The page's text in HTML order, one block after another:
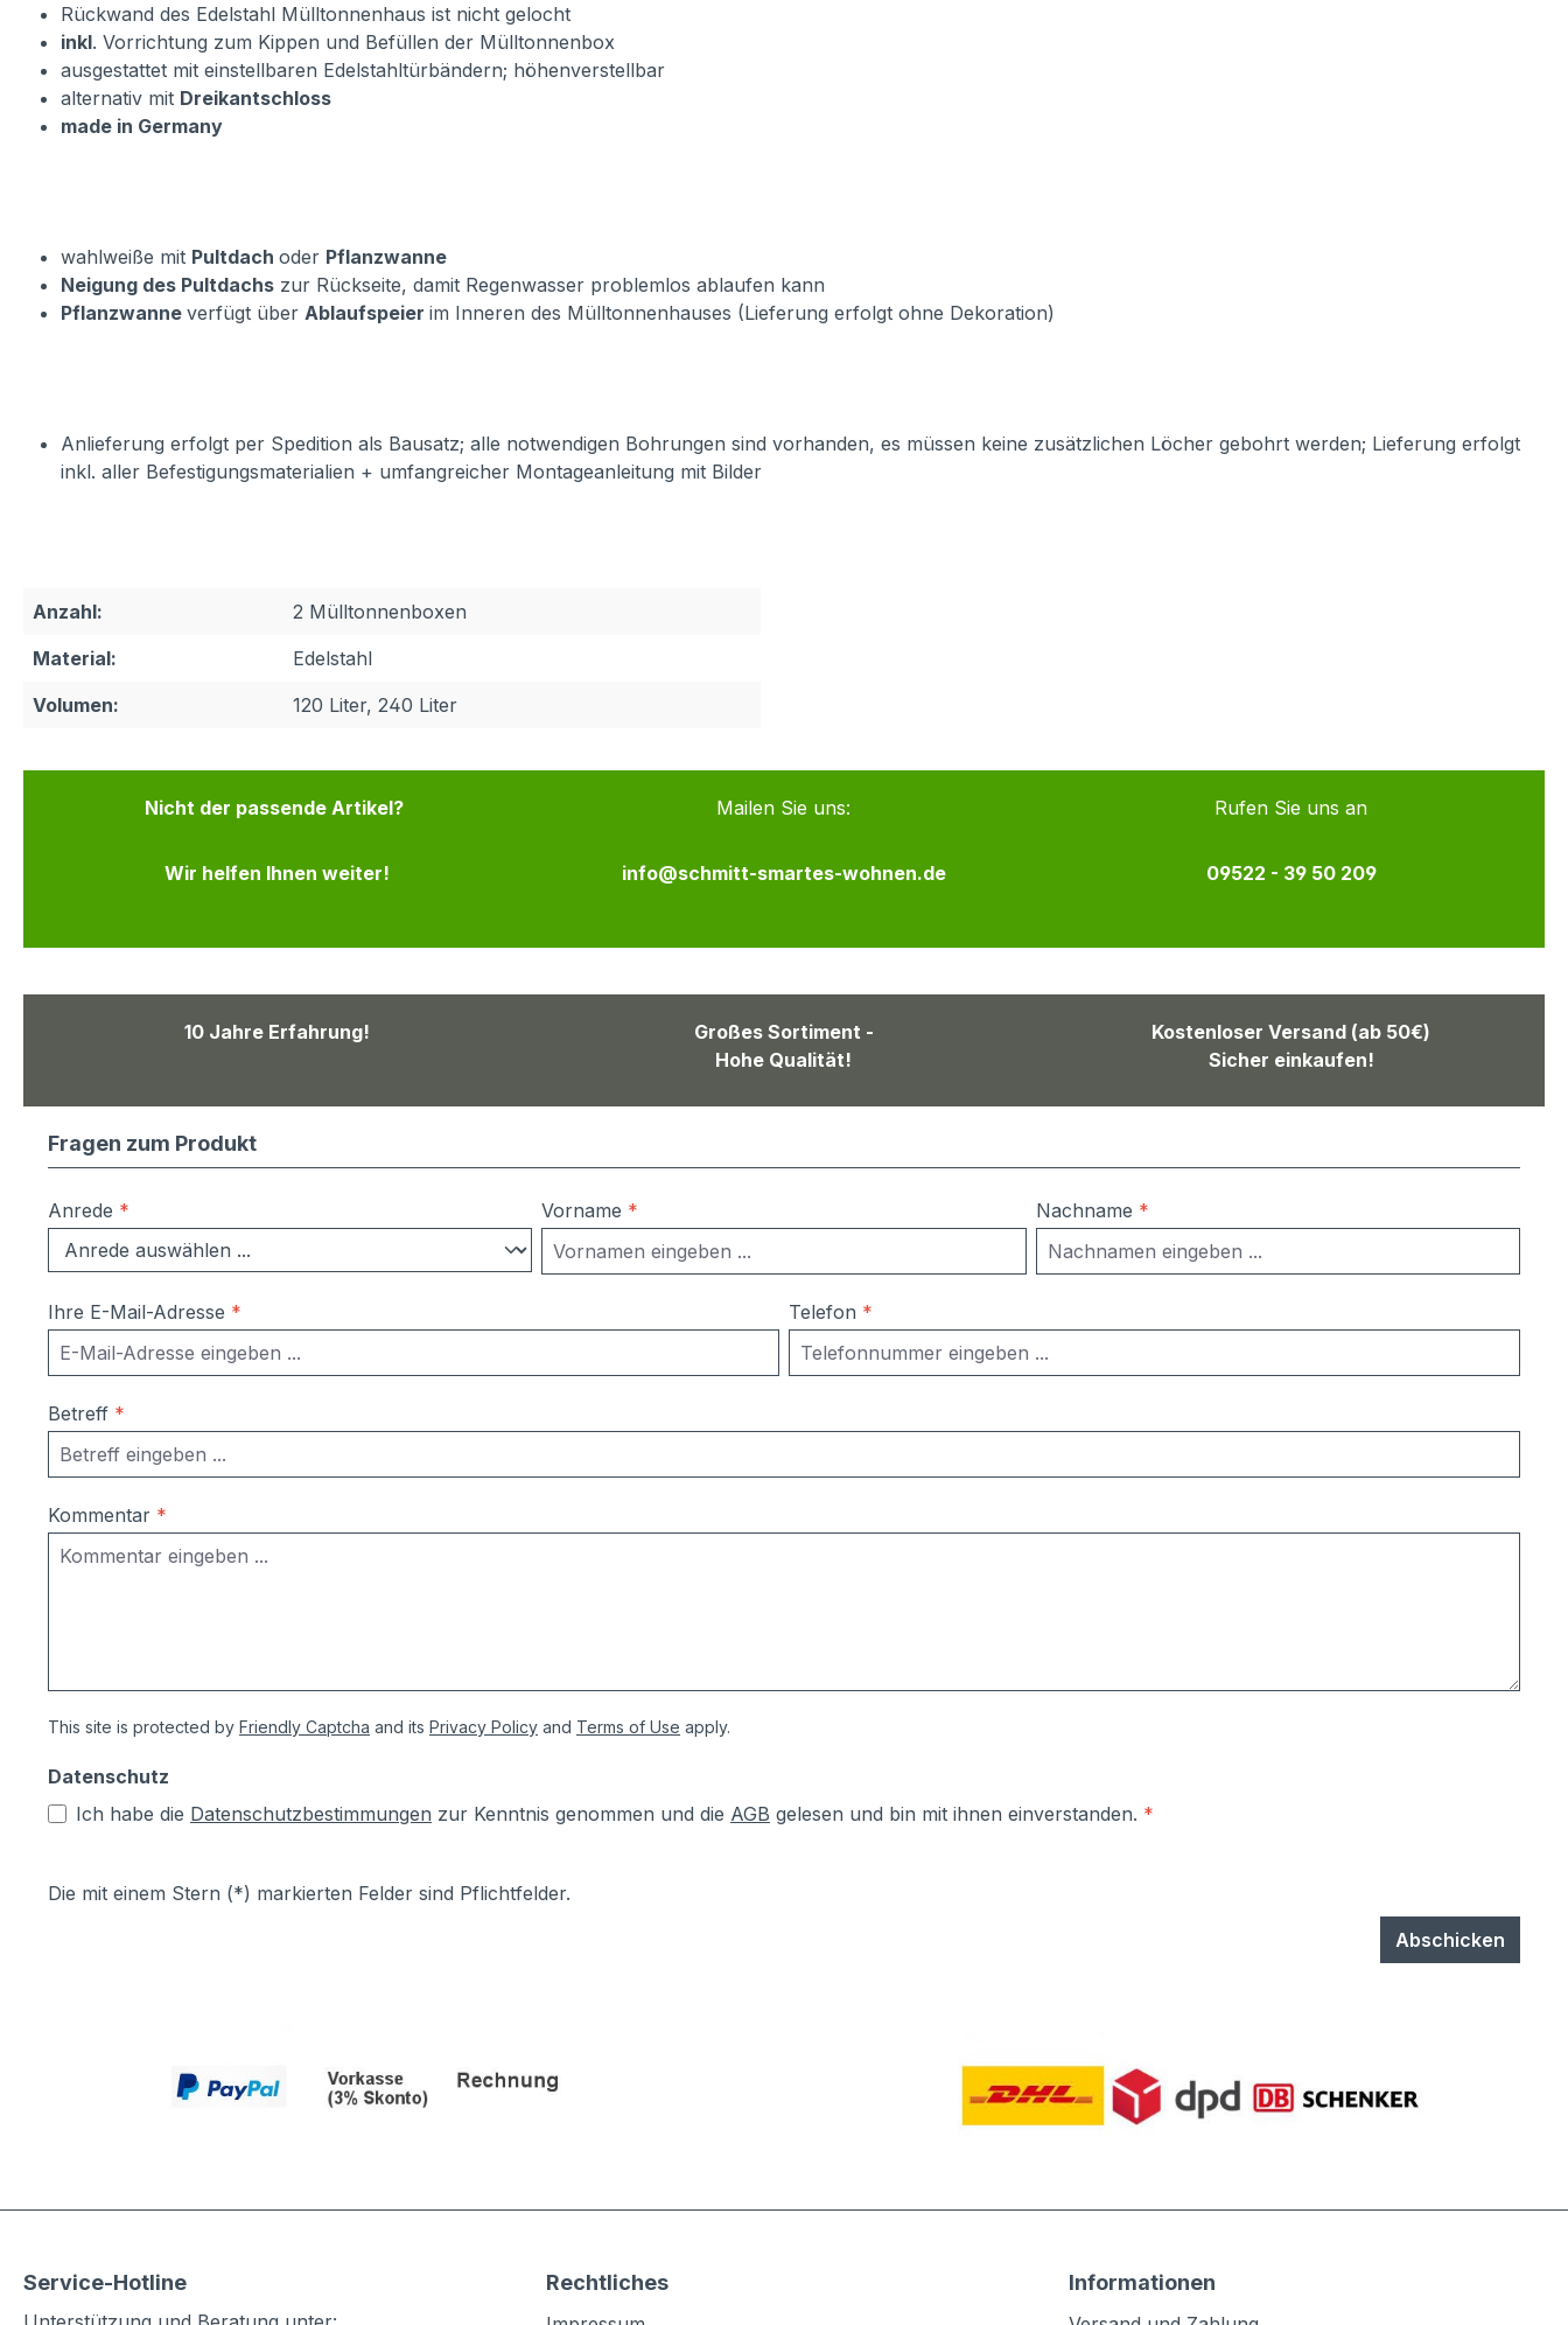
Rückwand des Edelstahl Mülltonnenhaus ist nicht gelocht
inkl. Vorrichtung zum Kippen und Befüllen der Mülltonnenbox
ausgestattet mit einstellbaren Edelstahltürbändern; höhenverstellbar
alternativ mit Dreikantschloss
made in Germany
wahlweiße mit Pultdach oder Pflanzwanne
Neigung des Pultdachs zur Rückseite, damit Regenwasser problemlos ablaufen kann
Pflanzwanne verfügt über Ablaufspeier im Inneren des Mülltonnenhauses (Lieferung erfolgt ohne Dekoration)
Anlieferung erfolgt per Spedition als Bausatz; alle notwendigen Bohrungen sind vorhanden, es müssen keine zusätzlichen Löcher gebohrt werden; Lieferung erfolgt
inkl. aller Befestigungsmaterialien + umfangreicher Montageanleitung mit Bilder
Anzahl:
2 Mülltonnenboxen
Material:
Edelstahl
Volumen:
120 Liter, 240 Liter
Nicht der passende Artikel?
Wir helfen Ihnen weiter!
Mailen Sie uns:
info@schmitt-smartes-wohnen.de
Rufen Sie uns an
09522 - 39 50 209
10 Jahre Erfahrung!
Großes Sortiment -
Hohe Qualität!
Kostenloser Versand (ab 50€)
Sicher einkaufen!
Fragen zum Produkt
Anrede * Vorname * Nachname *
Ihre E-Mail-Adresse * Telefon *
Betreff *
Kommentar *
This site is protected by Friendly Captcha and its Privacy Policy and Terms of Use apply.
Datenschutz
Ich habe die Datenschutzbestimmungen zur Kenntnis genommen und die AGB gelesen und bin mit ihnen einverstanden. *
Die mit einem Stern (*) markierten Felder sind Pflichtfelder.
Abschicken
Service-Hotline Rechtliches Informationen